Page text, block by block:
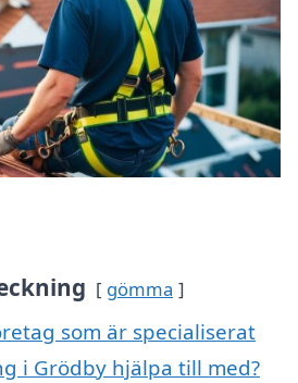
gömma
som är specialiserat
i Grödby hjälpa till med?